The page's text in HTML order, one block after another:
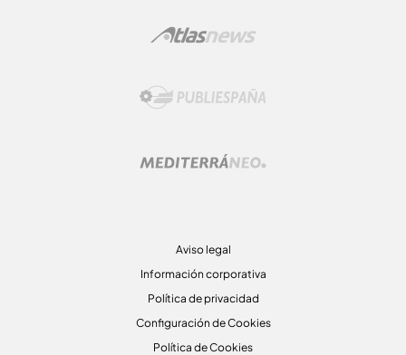
Aviso legal
Información corporativa
Política de privacidad
Configuración de Cookies
Política de Cookies